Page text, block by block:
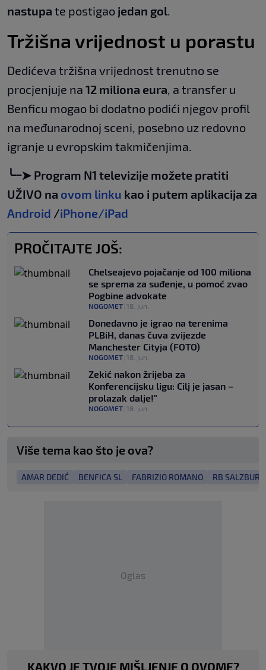
nastupa te postigao jedan gol.
Tržišna vrijednost u porastu
Dedićeva tržišna vrijednost trenutno se
procjenjuje na 12 miliona eura, a transfer u
Benficu mogao bi dodatno podići njegov profil
na međunarodnoj sceni, posebno uz redovno
igranje u evropskim takmičenjima.
╰┈➤ Program N1 televizije možete pratiti
UŽIVO na ovom linku kao i putem aplikacija za
Android /iPhone/iPad
PROČITAJTE JOŠ:
Chelseajevo pojačanje od 100 miliona
se sprema za suđenje, u pomoć zvao
Pogbine advokate
NOGOMET 18. jun.
Donedavno je igrao na terenima
PLBiH, danas čuva zvijezde
Manchester Cityja (FOTO)
NOGOMET 18. jun.
Zekić nakon žrijeba za
Konferencijsku ligu: Cilj je jasan –
prolazak dalje!"
NOGOMET 18. jun.
Više tema kao što je ova?
AMAR DEDIĆ BENFICA SL FABRIZIO ROMANO RB SALZBURG
Oglas
KAKVO JE TVOJE MIŠLJENJE O OVOME?